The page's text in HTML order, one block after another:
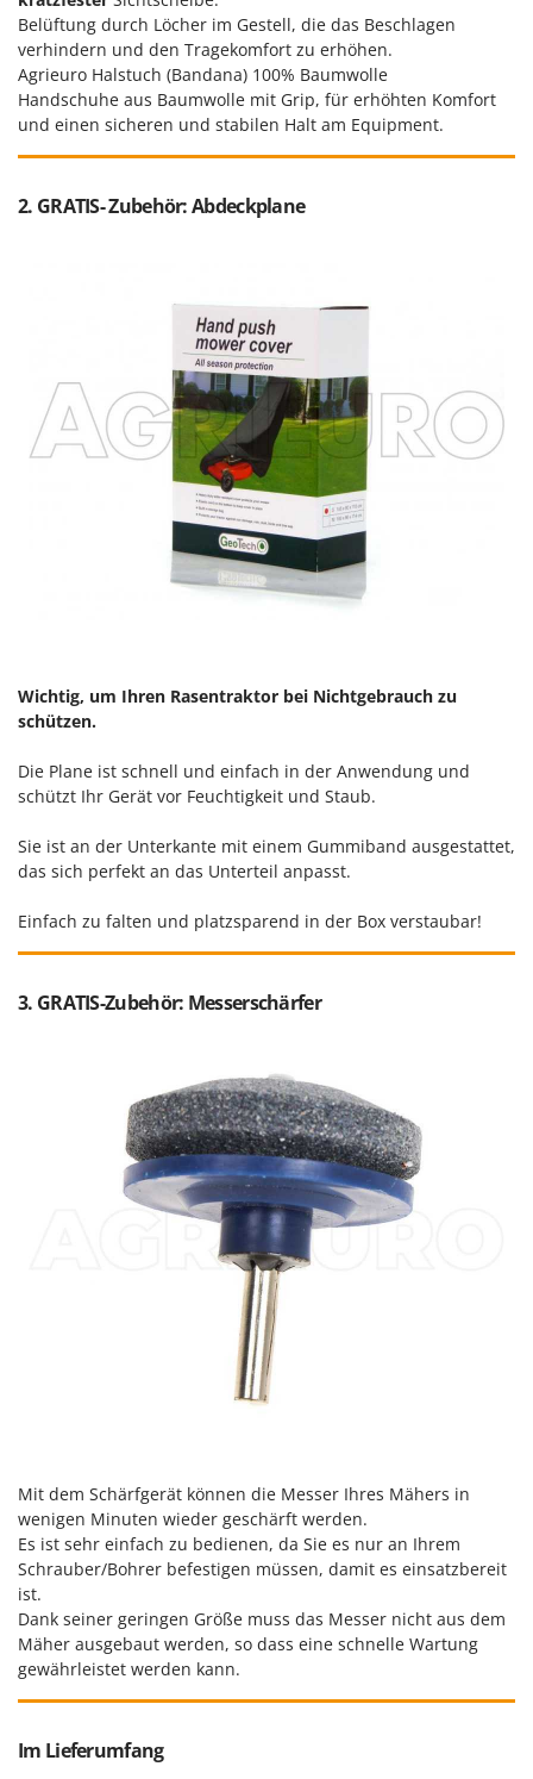
Belüftung durch Löcher im Gestell, die das Beschlagen
verhindern und den Tragekomfort zu erhöhen.
Agrieuro Halstuch (Bandana) 100% Baumwolle
Handschuhe aus Baumwolle mit Grip, für erhöhten Komfort
und einen sicheren und stabilen Halt am Equipment.
2. GRATIS- Zubehör: Abdeckplane
Wichtig, um Ihren Rasentraktor bei Nichtgebrauch zu
schützen.
Die Plane ist schnell und einfach in der Anwendung und
schützt Ihr Gerät vor Feuchtigkeit und Staub.
Sie ist an der Unterkante mit einem Gummiband ausgestattet,
das sich perfekt an das Unterteil anpasst.
Einfach zu falten und platzsparend in der Box verstaubar!
3. GRATIS-Zubehör: Messerschärfer
Mit dem Schärfgerät können die Messer Ihres Mähers in
wenigen Minuten wieder geschärft werden.
Es ist sehr einfach zu bedienen, da Sie es nur an Ihrem
Schrauber/Bohrer befestigen müssen, damit es einsatzbereit
ist.
Dank seiner geringen Größe muss das Messer nicht aus dem
Mäher ausgebaut werden, so dass eine schnelle Wartung
gewährleistet werden kann.
Im Lieferumfang